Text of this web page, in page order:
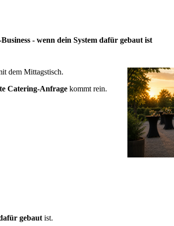
- wenn dein System dafür gebaut ist
dem Mittagstisch.
Catering-Anfrage kommt rein.
gebaut ist.